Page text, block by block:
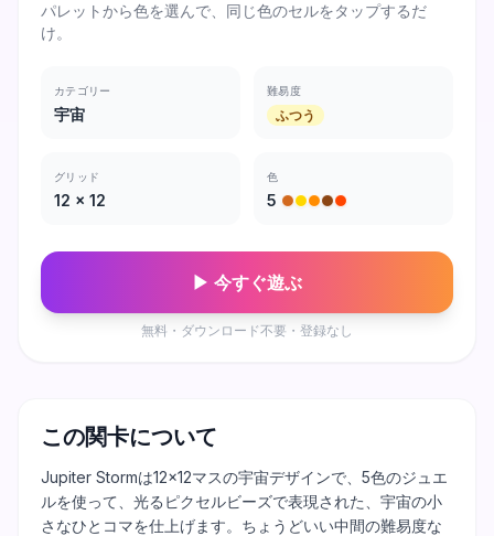
パレットから色を選んで、同じ色のセルをタップするだ
け。
カテゴリー
宇宙
難易度
ふつう
グリッド
12 × 12
色
5
▶ 今すぐ遊ぶ
無料・ダウンロード不要・登録なし
この関卡について
Jupiter Stormは12×12マスの宇宙デザインで、5色のジュエ
ルを使って、光るピクセルビーズで表現された、宇宙の小
さなひとコマを仕上げます。ちょうどいい中間の難易度な